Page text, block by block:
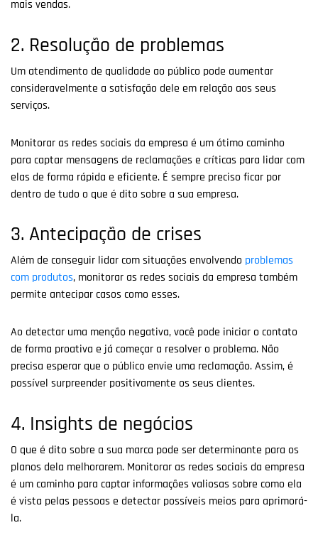
mais vendas.
2. Resolução de problemas
Um atendimento de qualidade ao público pode aumentar
consideravelmente a satisfação dele em relação aos seus
serviços.
Monitorar as redes sociais da empresa é um ótimo caminho
para captar mensagens de reclamações e críticas para lidar com
elas de forma rápida e eficiente. É sempre preciso ficar por
dentro de tudo o que é dito sobre a sua empresa.
3. Antecipação de crises
Além de conseguir lidar com situações envolvendo problemas
com produtos, monitorar as redes sociais da empresa também
permite antecipar casos como esses.
Ao detectar uma menção negativa, você pode iniciar o contato
de forma proativa e já começar a resolver o problema. Não
precisa esperar que o público envie uma reclamação. Assim, é
possível surpreender positivamente os seus clientes.
4. Insights de negócios
O que é dito sobre a sua marca pode ser determinante para os
planos dela melhorarem. Monitorar as redes sociais da empresa
é um caminho para captar informações valiosas sobre como ela
é vista pelas pessoas e detectar possíveis meios para aprimorá-
la.